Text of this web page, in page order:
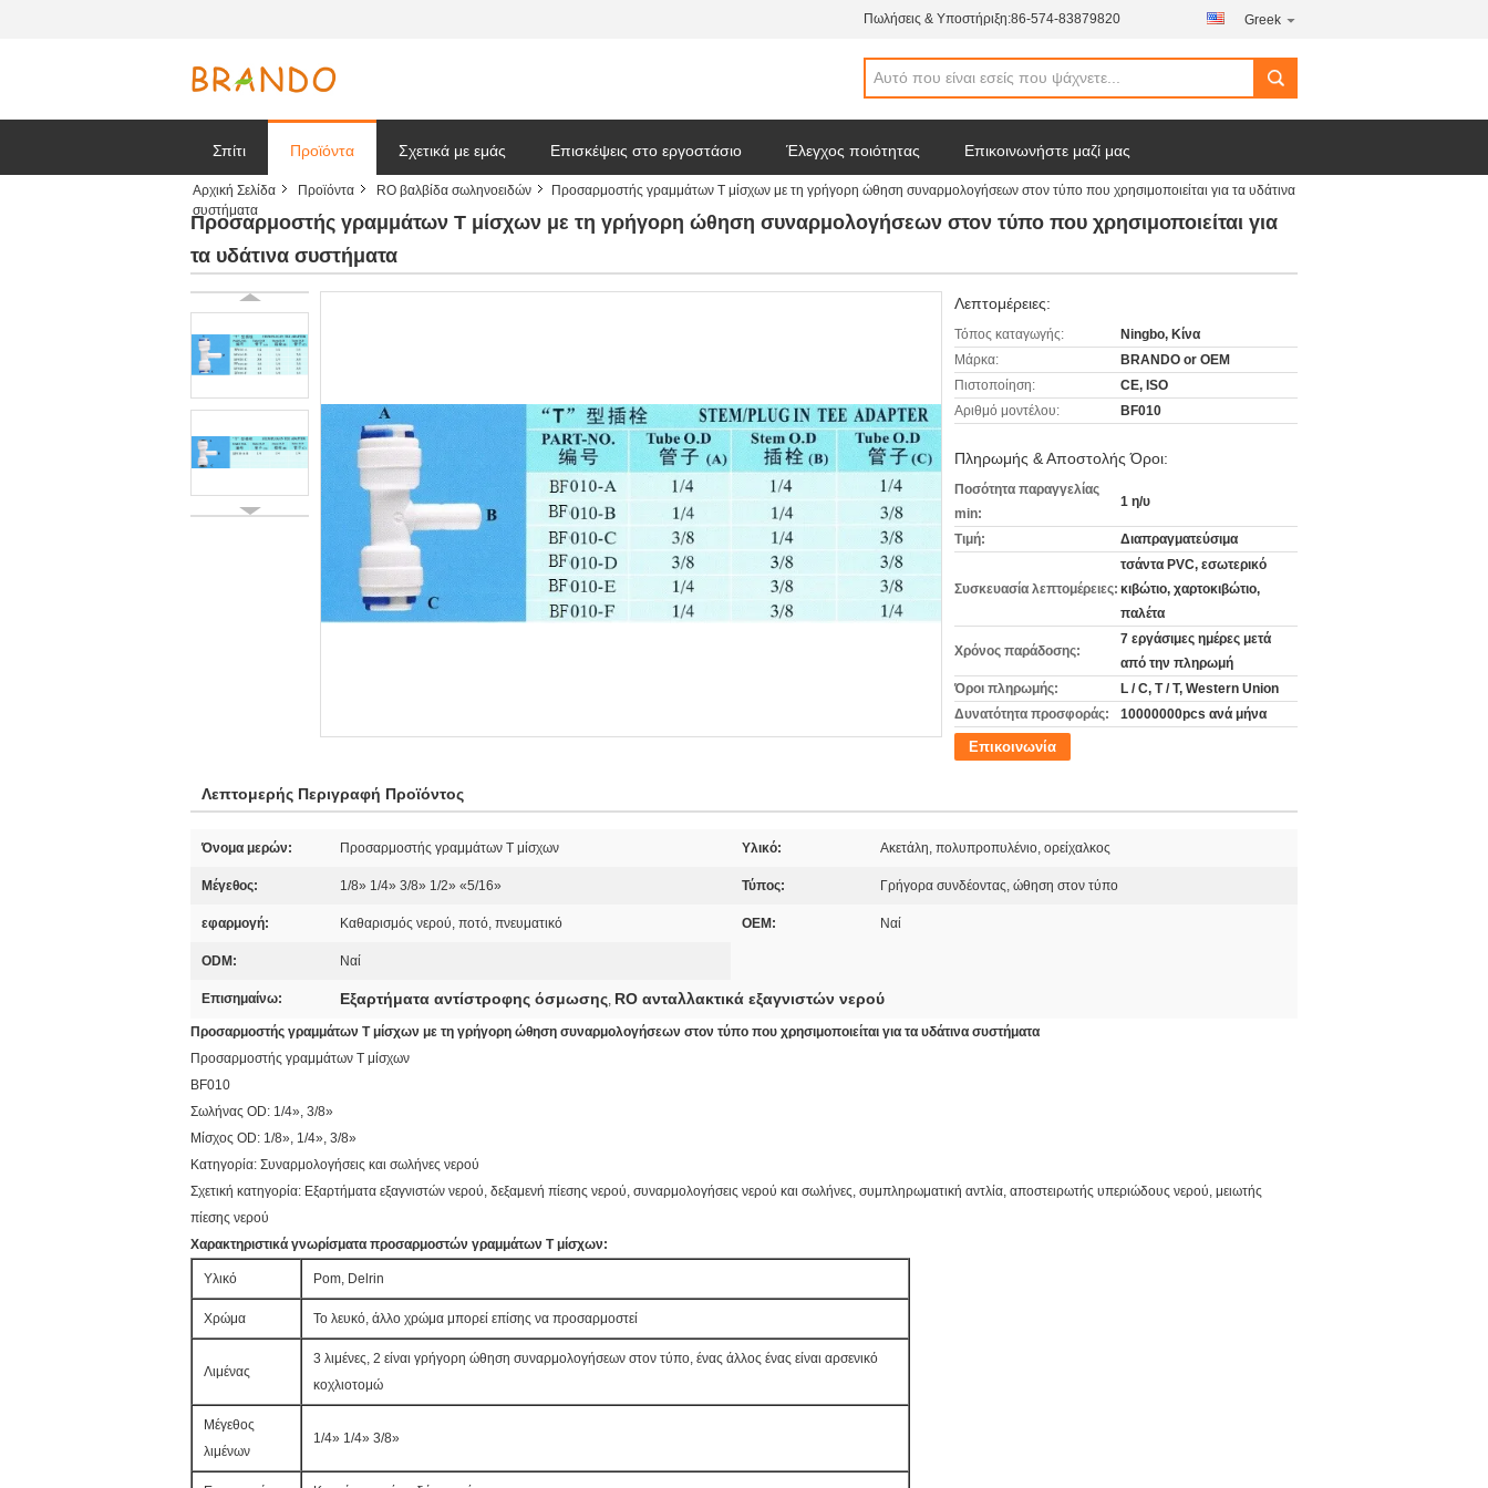
Πωλήσεις & Υποστήριξη:86-574-83879820 Greek
Σπίτι Προϊόντα Σχετικά με εμάς Επισκέψεις στο εργοστάσιο Έλεγχος ποιότητας Επικοινωνήστε μαζί μας
Ζητήστε ένα απόσπασμα Ειδήσεις επιχείρησης
Αρχική Σελίδα Προϊόντα RO βαλβίδα σωληνοειδών
Προσαρμοστής γραμμάτων Τ μίσχων με τη γρήγορη ώθηση συναρμολογήσεων στον τύπο που χρησιμοποιείται για τα υδάτινα
συστήματα
Προσαρμοστής γραμμάτων Τ μίσχων με τη γρήγορη ώθηση συναρμολογήσεων στον τύπο που χρησιμοποιείται για
τα υδάτινα συστήματα
Λεπτομέρειες:
Τόπος καταγωγής:
Ningbo, Κίνα
Μάρκα:
BRANDO or OEM
Πιστοποίηση:
CE, ISO
Αριθμό μοντέλου:
BF010
Πληρωμής & Αποστολής Όροι:
Ποσότητα παραγγελίας
min:
1 η/υ
Τιμή: Διαπραγματεύσιμα
Συσκευασία λεπτομέρειες:
τσάντα PVC, εσωτερικό
κιβώτιο, χαρτοκιβώτιο,
παλέτα
Χρόνος παράδοσης:
7 εργάσιμες ημέρες μετά
από την πληρωμή
Όροι πληρωμής:
L / C, T / T, Western Union
Δυνατότητα προσφοράς:
10000000pcs ανά μήνα
Επικοινωνία
Λεπτομερής Περιγραφή Προϊόντος
Όνομα μερών: Προσαρμοστής γραμμάτων Τ μίσχων Υλικό: Ακετάλη, πολυπροπυλένιο, ορείχαλκος
Μέγεθος: 1/8» 1/4» 3/8» 1/2» «5/16» Τύπος: Γρήγορα συνδέοντας, ώθηση στον τύπο
εφαρμογή: Καθαρισμός νερού, ποτό, πνευματικό OEM: Ναί
ODM: Ναί
Επισημαίνω: Εξαρτήματα αντίστροφης όσμωσης, RO ανταλλακτικά εξαγνιστών νερού
Προσαρμοστής γραμμάτων Τ μίσχων με τη γρήγορη ώθηση συναρμολογήσεων στον τύπο που χρησιμοποιείται για τα υδάτινα συστήματα
Προσαρμοστής γραμμάτων Τ μίσχων
BF010
Σωλήνας OD: 1/4», 3/8»
Μίσχος OD: 1/8», 1/4», 3/8»
Κατηγορία: Συναρμολογήσεις και σωλήνες νερού
Σχετική κατηγορία: Εξαρτήματα εξαγνιστών νερού, δεξαμενή πίεσης νερού, συναρμολογήσεις νερού και σωλήνες, συμπληρωματική αντλία, αποστειρωτής υπεριώδους νερού, μειωτής
πίεσης νερού
Χαρακτηριστικά γνωρίσματα προσαρμοστών γραμμάτων Τ μίσχων:
Υλικό Pom, Delrin
Χρώμα Το λευκό, άλλο χρώμα μπορεί επίσης να προσαρμοστεί
Λιμένας
3 λιμένες, 2 είναι γρήγορη ώθηση συναρμολογήσεων στον τύπο, ένας άλλος ένας είναι αρσενικό
κοχλιοτομώ
Μέγεθος
λιμένων
1/4» 1/4» 3/8»